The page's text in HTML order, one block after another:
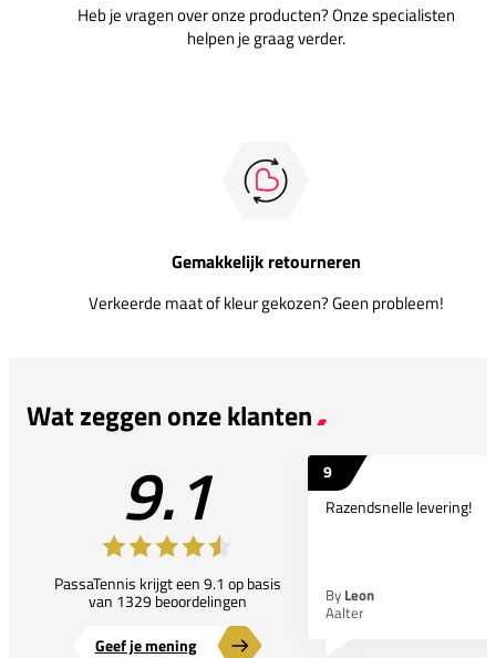
Heb je vragen over onze producten? Onze specialisten
helpen je graag verder.
Gemakkelijk retourneren
Verkeerde maat of kleur gekozen? Geen probleem!
Wat zeggen onze klanten
9.1
PassaTennis krijgt een 9.1 op basis
van 1329 beoordelingen
Geef je mening
9
Razendsnelle levering!
By Leon
Aalter